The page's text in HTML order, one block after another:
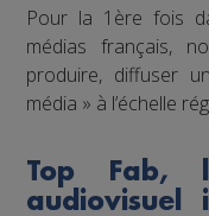
Pour la 1ère fois
médias français,
produire, diffuser
média » à l’échelle
Top Fab,
audiovisuel